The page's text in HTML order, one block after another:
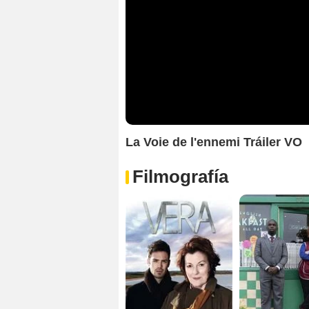
La Voie de l'ennemi Tráiler VO
Filmografía